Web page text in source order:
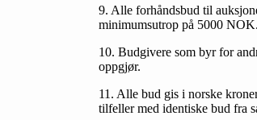
9. Alle forhåndsbud til
minimumsutrop på 5000
10. Budgivere som byr for
oppgjør.
11. Alle bud gis i norske
tilfeller med identiske bud fra